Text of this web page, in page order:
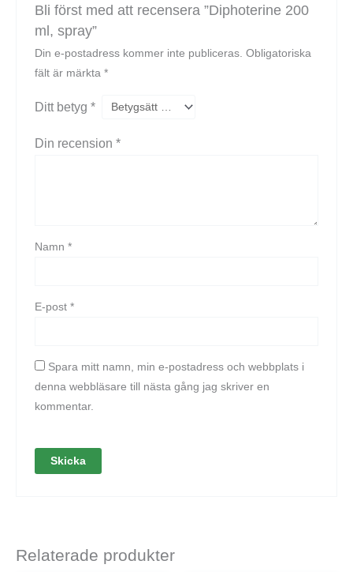
Bli först med att recensera ”Diphoterine 200
ml, spray”
Din e-postadress kommer inte publiceras. Obligatoriska
fält är märkta *
Ditt betyg *
Din recension *
Namn *
E-post *
Spara mitt namn, min e-postadress och webbplats i
denna webbläsare till nästa gång jag skriver en
kommentar.
Relaterade produkter